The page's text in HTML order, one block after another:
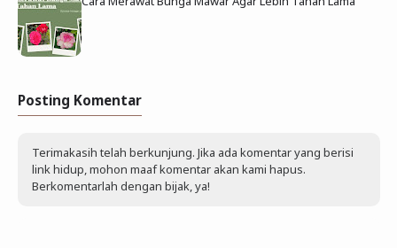
Posting Komentar
Terimakasih telah berkunjung. Jika ada komentar yang berisi
link hidup, mohon maaf komentar akan kami hapus.
Berkomentarlah dengan bijak, ya!